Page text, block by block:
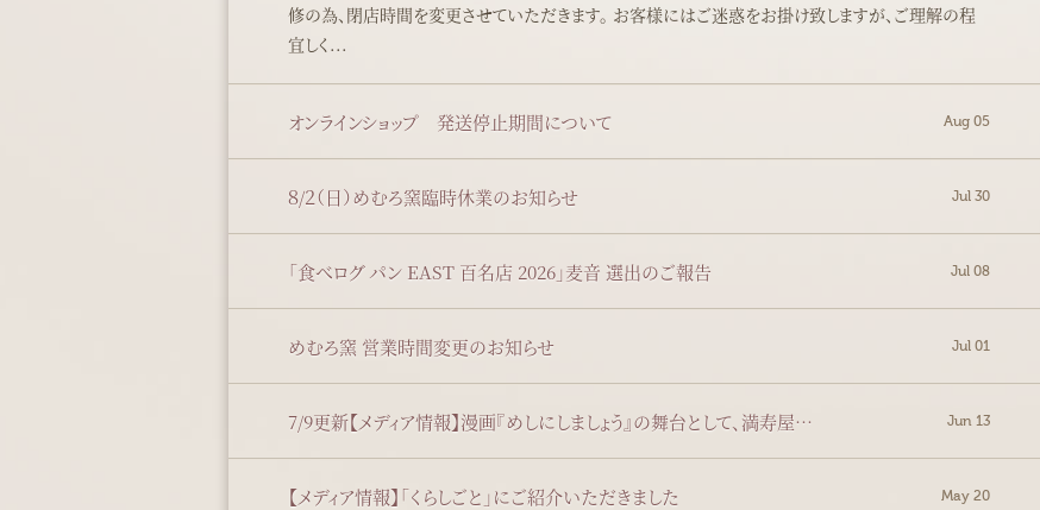
修の為、閉店時間を変更させていただきます。 お客様にはご迷惑をお掛け致しますが、ご理解の程
宜しく...
オンラインショップ 発送停止期間について Aug 05
８/２（日）めむろ窯臨時休業のお知らせ Jul 30
「食べログ パン EAST 百名店 2026」麦音 選出のご報告 Jul 08
めむろ窯 営業時間変更のお知らせ Jul 01
7/9更新【メディア情報】漫画『めしにしましょう』の舞台として、満寿屋商店が登場しました Jun 13
【メディア情報】「くらしごと」にご紹介いただきました May 20